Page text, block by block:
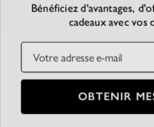
QUI SOMMES-NOUS?
Blog
D’accessibilité
Témoignages
Suivre votre commande
Conditions générales
SERVICE CLIENT
Centre d'aide
Conditions de retour
Bénéficiez d'avantages,
cadeaux avec vos
Email
OBTENIR